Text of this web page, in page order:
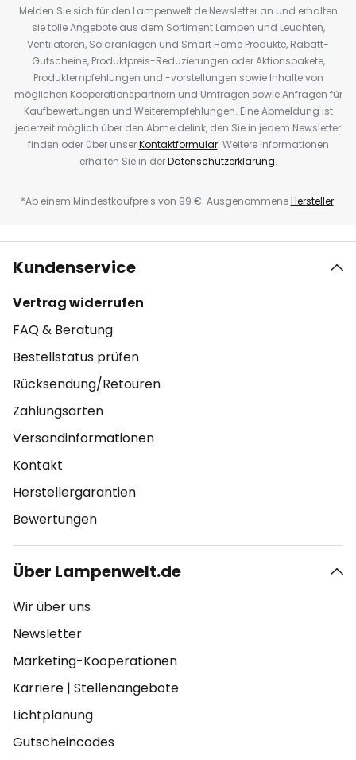
Melden Sie sich für den Lampenwelt.de Newsletter an und erhalten
sie tolle Angebote aus dem Sortiment Lampen und Leuchten,
Ventilatoren, Solaranlagen und Smart Home Produkte, Rabatt-
Gutscheine, Produktpreis-Reduzierungen oder Aktionspakete,
Produktempfehlungen und -vorstellungen sowie Inhalte von
möglichen Kooperationspartnern und Umfragen sowie Anfragen für
Kaufbewertungen und Weiterempfehlungen. Eine Abmeldung ist
jederzeit möglich über den Abmeldelink, den Sie in jedem Newsletter
finden oder über unserKontaktformular. Weitere Informationen
erhalten Sie in derDatenschutzerklärung.
*Ab einem Mindestkaufpreis von 99 €. AusgenommeneHersteller.
Kundenservice
Vertrag widerrufen
FAQ & Beratung
Bestellstatus prüfen
Rücksendung/Retouren
Zahlungsarten
Versandinformationen
Kontakt
Herstellergarantien
Bewertungen
Über Lampenwelt.de
Wir über uns
Newsletter
Marketing-Kooperationen
Karriere | Stellenangebote
Lichtplanung
Gutscheincodes